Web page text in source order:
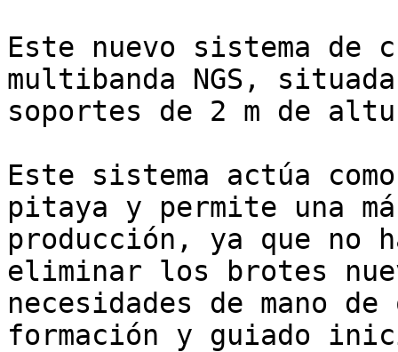
Este nuevo sistema de
multibanda NGS,
soportes de 2 m de
Este sistema actúa
pitaya y permite una
producción, ya que
eliminar los brotes
necesidades de mano
formación y guiado